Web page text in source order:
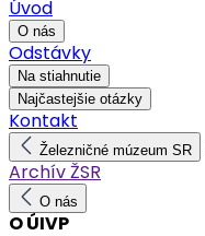
Úvod
O nás
Odstávky
Na stiahnutie
Najčastejšie otázky
Kontakt
Železničné múzeum SR
Archív ŽSR
O nás
O ÚIVP